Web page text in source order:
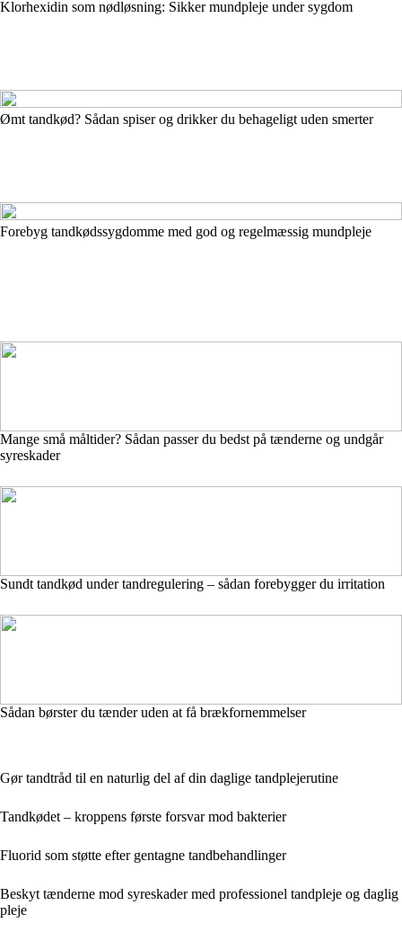
Klorhexidin som nødløsning: Sikker mundpleje under sygdom
Ømt tandkød? Sådan spiser og drikker du behageligt uden smerter
Forebyg tandkødssygdomme med god og regelmæssig mundpleje
Mange små måltider? Sådan passer du bedst på tænderne og undgår
syreskader
Sundt tandkød under tandregulering – sådan forebygger du irritation
Sådan børster du tænder uden at få brækfornemmelser
Gør tandtråd til en naturlig del af din daglige tandplejerutine
Tandkødet – kroppens første forsvar mod bakterier
Fluorid som støtte efter gentagne tandbehandlinger
Beskyt tænderne mod syreskader med professionel tandpleje og daglig
pleje